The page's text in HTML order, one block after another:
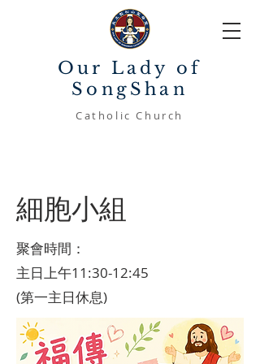
Our Lady of
SongShan
Catholic Church
細胞小組
聚會時間：
主日上午11:30-12:45
(第一主日休息)